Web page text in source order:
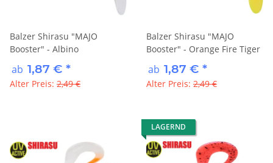
Balzer Shirasu "MAJO
Booster" - Albino
ab 1,87 € *
Alter Preis: 2,49 €
Balzer Shirasu "MAJO
Booster" - Orange Fire Tiger
ab 1,87 € *
Alter Preis: 2,49 €
LAGERND